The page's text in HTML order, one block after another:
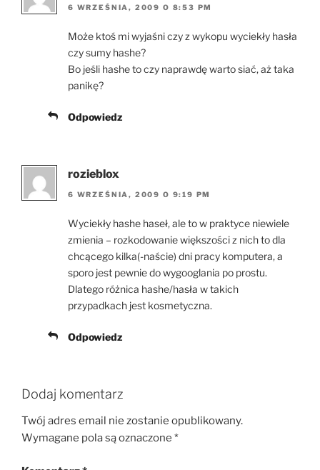
6 WRZEŚNIA, 2009 O 8:53 PM
Może ktoś mi wyjaśni czy z wykopu wyciekły hasła
czy sumy hashe?
Bo jeśli hashe to czy naprawdę warto siać, aż taka
panikę?
Odpowiedz
rozieblox
6 WRZEŚNIA, 2009 O 9:19 PM
Wyciekły hashe haseł, ale to w praktyce niewiele
zmienia – rozkodowanie większości z nich to dla
chcącego kilka(-naście) dni pracy komputera, a
sporo jest pewnie do wygooglania po prostu.
Dlatego różnica hashe/hasła w takich
przypadkach jest kosmetyczna.
Odpowiedz
Dodaj komentarz
Twój adres email nie zostanie opublikowany.
Wymagane pola są oznaczone *